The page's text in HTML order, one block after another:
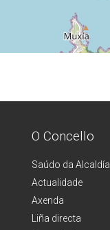
O Concello
Saúdo da Alcaldía
Actualidade
Axenda
Liña directa